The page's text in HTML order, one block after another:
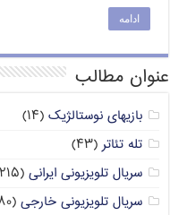
ادامه
عنوان مطالب
بازیهای نوستالژیک (۱۴)
تله تئاتر(۴۳)
سریال تلویزیونی ایرانی (۲۱۵)
سریال تلویزیونی خارجی (۸۰)